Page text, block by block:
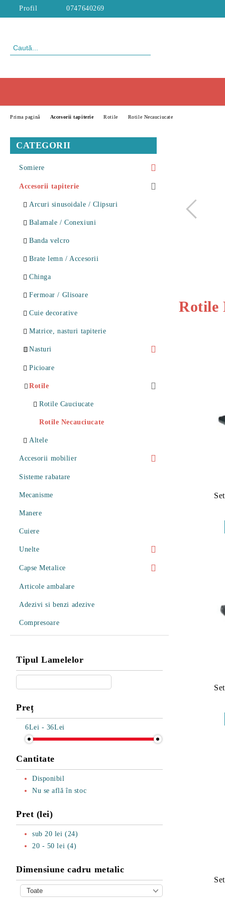
Profil 0747640269
CATEGORII
Somiere
Somiere Metalice Eco
Somiere Metalice Standard
Somiere Metalice Premium
Somiere Metalice Premium 13 lamele
Somiere Metalice LUX
Somiere Metalice Royal
Somiere Demontabile
Accesorii
Accesorii tapiterie
Arcuri sinusoidale / Clipsuri
Balamale / Conexiuni
Banda velcro
Brate lemn / Accesorii
Chinga
Fermoar / Glisoare
Cuie decorative
Matrice, nasturi tapiterie
Nasturi
Nasturi sticla
Nasturi plastic
Picioare
Rotile
Rotile Cauciucate
Rotile Necauciucate
Altele
Accesorii mobilier
Picioruse Mobila
Rotile Mobila
Glisiere
Balamale
Console
Pistoane
Alte Accesorii
Sisteme rabatare
Mecanisme
Manere
Cuiere
Unelte
Unelte Pneumatice
Unelte de mana
Pistoale de vopsit
Presa pentru nasturi
Capse Metalice
Capse Tapiterie Seria 80 (Tip 380)
Capse Tamplarie Seria 100 (Tip 14)
Capse Tip 92
Articole ambalare
Adezivi si benzi adezive
Compresoare
Tipul Lamelelor
Preț
6Lei - 36Lei
Cantitate
Disponibil
Nu se află în stoc
Pret (lei)
sub 20 lei (24)
20 - 50 lei (4)
Dimensiune cadru metalic
Prima pagină Accesorii tapiterie Rotile Rotile Necauciucate
Rotile